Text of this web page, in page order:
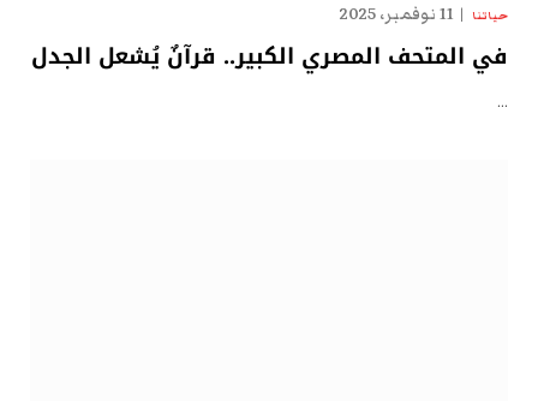
حياتنا 11 نوفمبر، 2025
في المتحف المصري الكبير.. قرآنٌ يُشعل الجدل
…